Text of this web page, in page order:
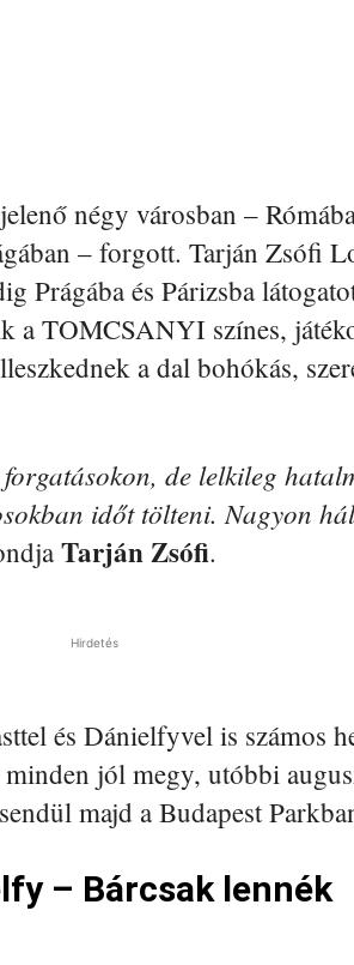
négy városban –
– forgott. Tarján Zsófi
Prágába és Párizsba
a TOMCSANYI színes,
a dal bohókás,
de lelkileg
időt tölteni. Nagyon
Tarján Zsófi.
Hirdetés
és Dánielfyvel is számos
minden jól megy, utóbbi
majd a Budapest
– Bárcsak lennék